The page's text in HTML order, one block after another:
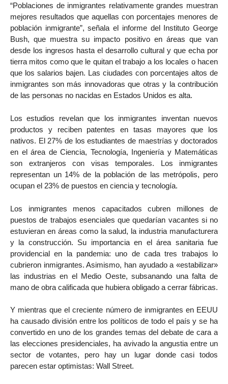
“Poblaciones de inmigrantes relativamente grandes muestran
mejores resultados que aquellas con porcentajes menores de
población inmigrante”, señala el informe del Instituto George
Bush, que muestra su impacto positivo en áreas que van
desde los ingresos hasta el desarrollo cultural y que echa por
tierra mitos como que le quitan el trabajo a los locales o hacen
que los salarios bajen. Las ciudades con porcentajes altos de
inmigrantes son más innovadoras que otras y la contribución
de las personas no nacidas en Estados Unidos es alta.
Los estudios revelan que los inmigrantes inventan nuevos
productos y reciben patentes en tasas mayores que los
nativos. El 27% de los estudiantes de maestrías y doctorados
en el área de Ciencia, Tecnología, Ingeniería y Matemáticas
son extranjeros con visas temporales. Los inmigrantes
representan un 14% de la población de las metrópolis, pero
ocupan el 23% de puestos en ciencia y tecnología.
Los inmigrantes menos capacitados cubren millones de
puestos de trabajos esenciales que quedarían vacantes si no
estuvieran en áreas como la salud, la industria manufacturera
y la construcción. Su importancia en el área sanitaria fue
providencial en la pandemia: uno de cada tres trabajos lo
cubrieron inmigrantes. Asimismo, han ayudado a «estabilizar»
las industrias en el Medio Oeste, subsanando una falta de
mano de obra calificada que hubiera obligado a cerrar fábricas.
Y mientras que el creciente número de inmigrantes en EEUU
ha causado división entre los políticos de todo el país y se ha
convertido en uno de los grandes temas del debate de cara a
las elecciones presidenciales, ha avivado la angustia entre un
sector de votantes, pero hay un lugar donde casi todos
parecen estar optimistas: Wall Street.